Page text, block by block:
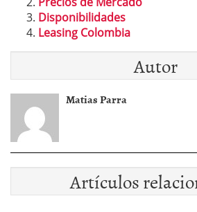
Disponibilidades
Leasing Colombia
Autor
Matias Parra
Artículos